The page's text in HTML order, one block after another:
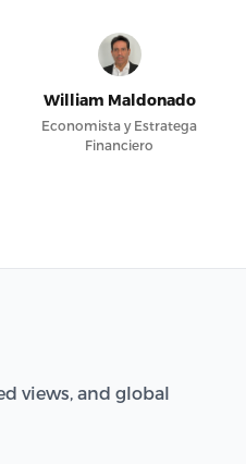
William Maldonado
Economista y Estratega
Financiero
views, and global